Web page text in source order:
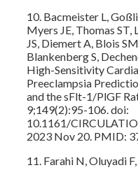
10. Bacmeister L,
Myers JE, Thomas ST,
JS, Diemert A, Blois
Blankenberg S,
High-Sensitivity
Preeclampsia
and the sFlt-1/PlGF
9;149(2):95-106. doi:
10.1161/
2023 Nov 20. PMID:
11. Farahi N, Oluyadi